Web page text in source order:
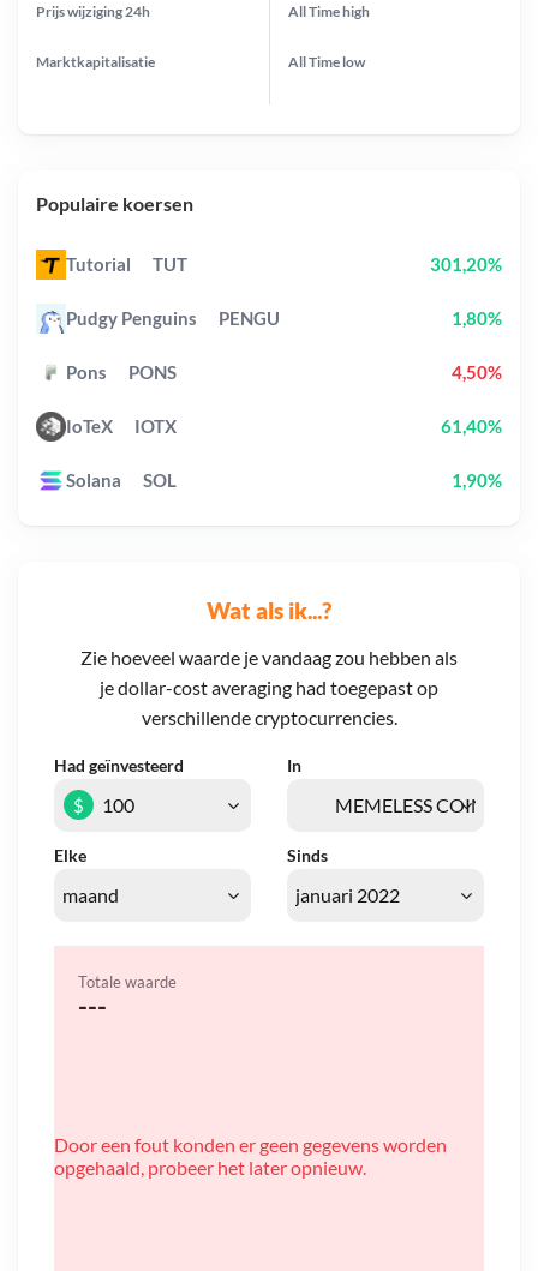
Wat als ik...?
Zie hoeveel waarde je vandaag zou hebben als
je dollar-cost averaging had toegepast op
verschillende cryptocurrencies.
Had geïnvesteerd In
Elke Sinds
$
Totale waarde
---
Door een fout konden er geen gegevens worden
opgehaald, probeer het later opnieuw.
Prijs wijziging 24h
Marktkapitalisatie
All Timehigh
All Time low
Populaire koersen
Tutorial TUT 301,20%
Pudgy Penguins PENGU 1,80%
Pons PONS 4,50%
IoTeX IOTX 61,40%
Solana SOL 1,90%